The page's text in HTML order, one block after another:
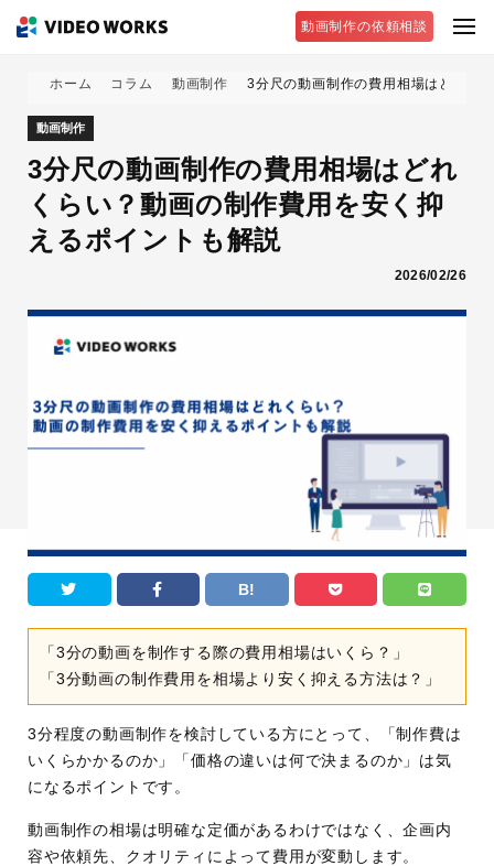
動画制作の依頼相談
ホーム コラム 動画制作 3分尺の動画制作の費用相場はどれく
動画制作
3分尺の動画制作の費用相場はどれ
くらい？動画の制作費用を安く抑
えるポイントも解説
2026/02/26
B!
「3分の動画を制作する際の費用相場はいくら？」
「3分動画の制作費用を相場より安く抑える方法は？」
3分程度の動画制作を検討している方にとって、「制作費は
いくらかかるのか」「価格の違いは何で決まるのか」は気
になるポイントです。
動画制作の相場は明確な定価があるわけではなく、企画内
容や依頼先、クオリティによって費用が変動します。